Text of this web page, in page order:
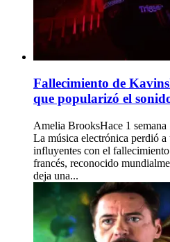
Fallecimiento de
que popularizó el
Amelia BrooksHace 1 semana
La música electrónica perdió a
influyentes con el
francés, reconocido
deja una...